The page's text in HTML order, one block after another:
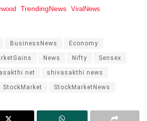
TrendingNews ViralNews
BusinessNews Economy
News Nifty Sensex
net shivasakthi news
StockMarket StockMarketNews